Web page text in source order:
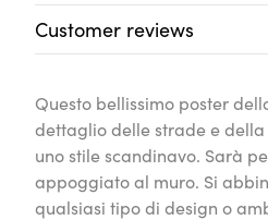
Customer reviews
Questo bellissimo poster
dettaglio delle strade e
uno stile scandinavo. Sarà
appoggiato al muro. Si
qualsiasi tipo di design o